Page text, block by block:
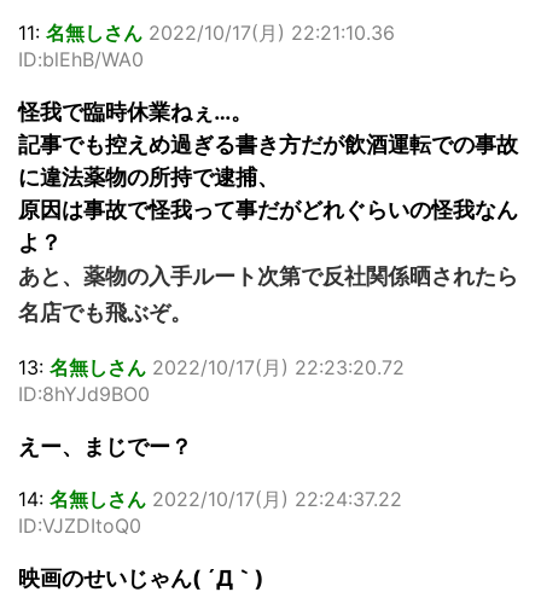
11: 名無しさん 2022/10/17(月) 22:21:10.36
ID:blEhB/WA0
怪我で臨時休業ねぇ…。
記事でも控えめ過ぎる書き方だが飲酒運転での事故
に違法薬物の所持で逮捕、
原因は事故で怪我って事だがどれぐらいの怪我なん
よ？
あと、薬物の入手ルート次第で反社関係晒されたら
名店でも飛ぶぞ。
13: 名無しさん 2022/10/17(月) 22:23:20.72
ID:8hYJd9BO0
えー、まじでー？
14: 名無しさん 2022/10/17(月) 22:24:37.22
ID:VJZDItoQ0
映画のせいじゃん( ´Д｀)